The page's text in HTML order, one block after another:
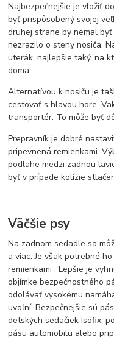
Najbezpečnejšie je vložiť
byť prispôsobený svojej
druhej strane by nemal
nezrazilo o steny nosiča.
uterák, najlepšie taký, na
doma.
Alternatívou k nosiču je
cestovať s hlavou hore.
transportér. To môže byť
Prepravník je dobré
pripevnená remienkami.
podlahe medzi zadnou
byť v prípade kolízie
Väčšie psy
Na zadnom sedadle sa
a viac. Je však potrebné
remienkami . Lepšie je
objímke bezpečnostného
odolávať vysokému
uvoľní. Bezpečnejšie sú
detských sedačiek Isofix,
pásu automobilu alebo